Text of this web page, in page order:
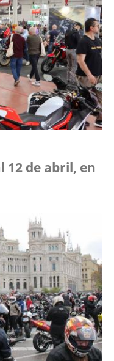
12 de abril, en